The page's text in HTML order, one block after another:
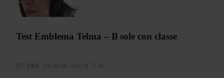
Test Emblema Telma – Il sole con classe
BY FRA ON 04-08-2026 21:53:46